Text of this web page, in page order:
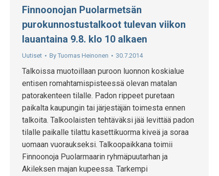
Finnoonojan Puolarmetsän
purokunnostustalkoot tulevan viikon
lauantaina 9.8. klo 10 alkaen
Uutiset By Tuomas Heinonen 30.7.2014
Talkoissa muotoillaan puroon luonnon koskialue
entisen romahtamispisteessä olevan matalan
patorakenteen tilalle. Padon rippeet puretaan
paikalta kaupungin tai järjestäjän toimesta ennen
talkoita. Talkoolaisten tehtäväksi jää levittää padon
tilalle paikalle tilattu kasettikuorma kiveä ja soraa
uomaan vuoraukseksi. Talkoopaikkana toimii
Finnoonoja Puolarmaarin ryhmäpuutarhan ja
Akileksen majan kupeessa. Tarkempi